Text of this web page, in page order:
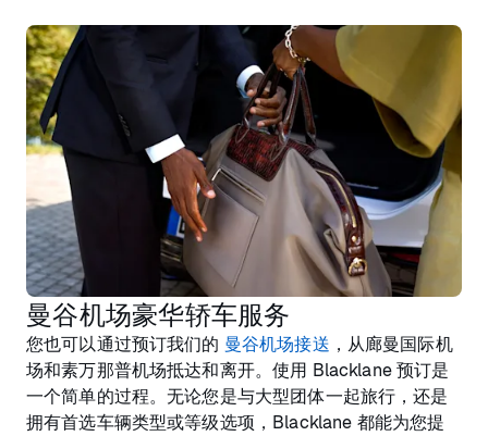
曼谷机场豪华轿车服务
您也可以通过预订我们的 曼谷机场接送 ，从廊曼国际机
场和素万那普机场抵达和离开。使用 Blacklane 预订是
一个简单的过程。无论您是与大型团体一起旅行，还是
拥有首选车辆类型或等级选项，Blacklane 都能为您提